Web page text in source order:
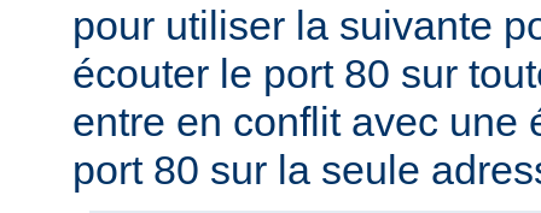
pour utiliser la suivante
écouter le port 80 sur
entre en conflit avec une
port 80 sur la seule